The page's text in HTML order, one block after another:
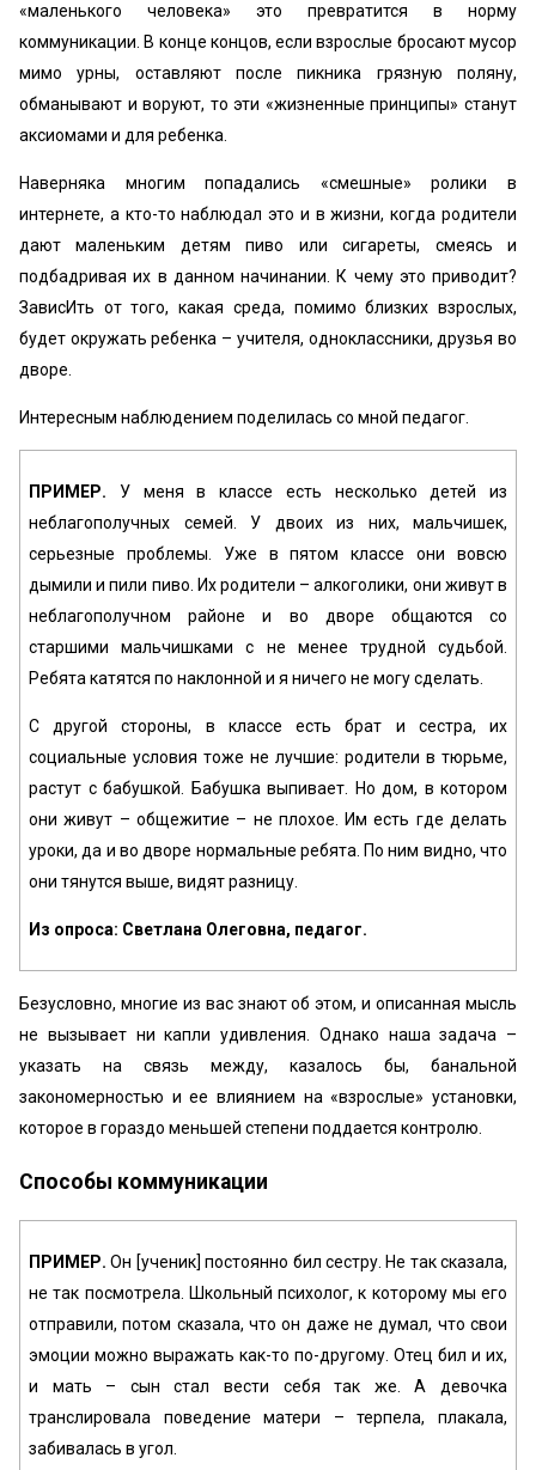
«маленького человека» это превратится в норму
коммуникации. В конце концов, если взрослые бросают мусор
мимо урны, оставляют после пикника грязную поляну,
обманывают и воруют, то эти «жизненные принципы» станут
аксиомами и для ребенка.
Наверняка многим попадались «смешные» ролики в
интернете, а кто-то наблюдал это и в жизни, когда родители
дают маленьким детям пиво или сигареты, смеясь и
подбадривая их в данном начинании. К чему это приводит?
ЗависИть от того, какая среда, помимо близких взрослых,
будет окружать ребенка – учителя, одноклассники, друзья во
дворе.
Интересным наблюдением поделилась со мной педагог.
ПРИМЕР. У меня в классе есть несколько детей из
неблагополучных семей. У двоих из них, мальчишек,
серьезные проблемы. Уже в пятом классе они вовсю
дымили и пили пиво. Их родители – алкоголики, они живут в
неблагополучном районе и во дворе общаются со
старшими мальчишками с не менее трудной судьбой.
Ребята катятся по наклонной и я ничего не могу сделать.
С другой стороны, в классе есть брат и сестра, их
социальные условия тоже не лучшие: родители в тюрьме,
растут с бабушкой. Бабушка выпивает. Но дом, в котором
они живут – общежитие – не плохое. Им есть где делать
уроки, да и во дворе нормальные ребята. По ним видно, что
они тянутся выше, видят разницу.
Из опроса: Светлана Олеговна, педагог.
Безусловно, многие из вас знают об этом, и описанная мысль
не вызывает ни капли удивления. Однако наша задача –
указать на связь между, казалось бы, банальной
закономерностью и ее влиянием на «взрослые» установки,
которое в гораздо меньшей степени поддается контролю.
Способы коммуникации
ПРИМЕР. Он [ученик] постоянно бил сестру. Не так сказала,
не так посмотрела. Школьный психолог, к которому мы его
отправили, потом сказала, что он даже не думал, что свои
эмоции можно выражать как-то по-другому. Отец бил и их,
и мать – сын стал вести себя так же. А девочка
транслировала поведение матери – терпела, плакала,
забивалась в угол.